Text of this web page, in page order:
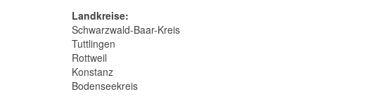
Landkreise:
Schwarzwald-Baar-Kreis
Tuttlingen
Rottweil
Konstanz
Bodenseekreis